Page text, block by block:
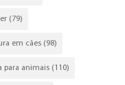
(79)
em cães(98)
para animais(110)